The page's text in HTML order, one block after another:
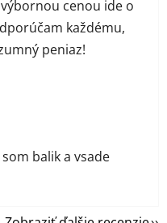
cenou ide o
každému,
peniaz!
balik a vsade